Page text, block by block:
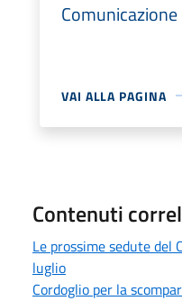
VAI ALLA PAGINA
Contenuti
Le prossime sedute del
luglio
Cordoglio per la